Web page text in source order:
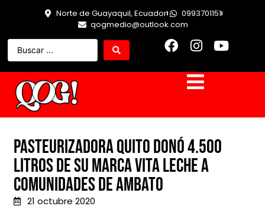
Norte de Guayaquil, Ecuador
0993701151
qogmedio@outlook.com
Pasteurizadora Quito donó 4.500
litros de su marca VITA Leche a
comunidades de Ambato
21 octubre 2020